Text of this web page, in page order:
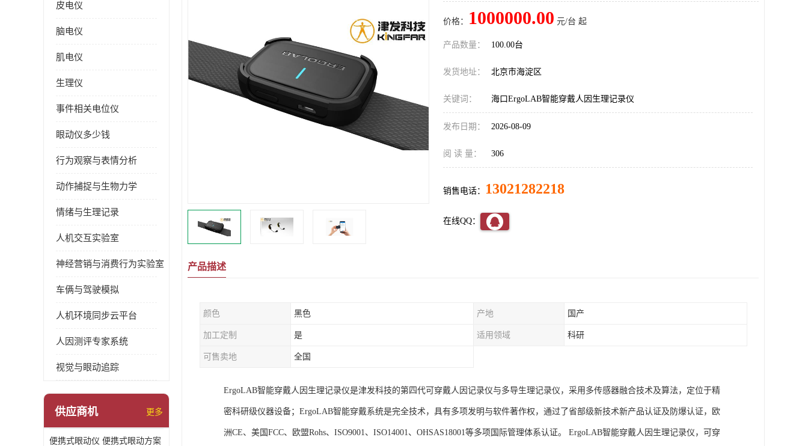
皮电仪
脑电仪
肌电仪
生理仪
事件相关电位仪
眼动仪多少钱
行为观察与表情分析
动作捕捉与生物力学
情绪与生理记录
人机交互实验室
神经营销与消费行为实验室
车俩与驾驶模拟
人机环境同步云平台
人因测评专家系统
视觉与眼动追踪
供应商机 更多
便携式眼动仪 便携式眼动方案
价格： 1000000.00 元/台 起
产品数量： 100.00台
发货地址： 北京市海淀区
关键词： 海口ErgoLAB智能穿戴人因生理记录仪
发布日期： 2026-08-09
阅 读 量： 306
销售电话： 13021282218
在线QQ：
产品描述
颜色 黑色 产地 国产
加工定制 是 适用领域 科研
可售卖地 全国
ErgoLAB智能穿戴人因生理记录仪是津发科技的第四代可穿戴人因记录仪与多导生理记录仪，采用多传感器融合技术及算法，定位于精
密科研级仪器设备；ErgoLAB智能穿戴系统是完全技术，具有多项发明与软件著作权，通过了省部级新技术新产品认证及防爆认证，欧
洲CE、美国FCC、欧盟Rohs、ISO9001、ISO14001、OHSAS18001等多项国际管理体系认证。 ErgoLAB智能穿戴人因生理记录仪，可穿